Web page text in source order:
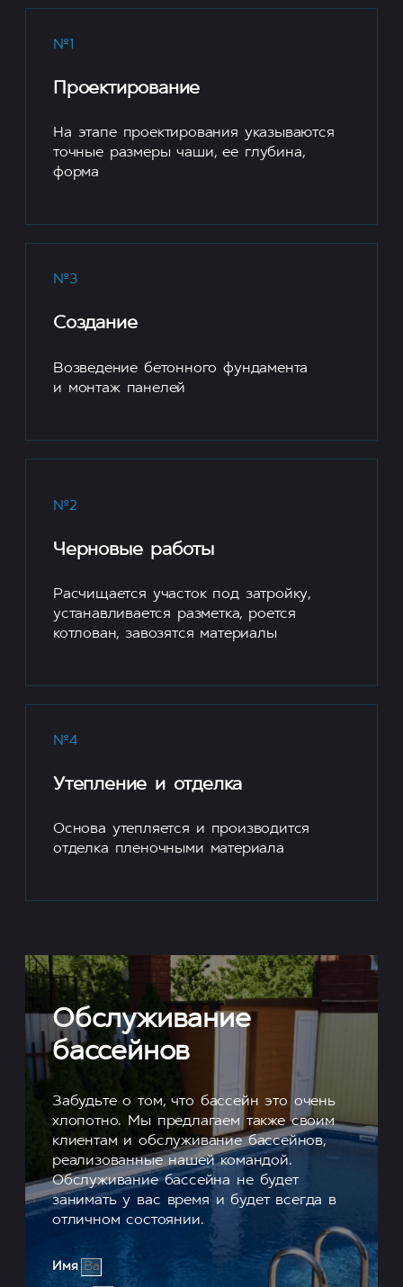
№1
Проектирование
На этапе проектирования указываются
точные размеры чаши, ее глубина,
форма
№3
Создание
Возведение бетонного фундамента
и монтаж панелей
№2
Черновые работы
Расчищается участок под затройку,
устанавливается разметка, роется
котлован, завозятся материалы
№4
Утепление и отделка
Основа утепляется и производится
отделка пленочными материала
Обслуживание
бассейнов
Забудьте о том, что бассейн это очень
хлопотно. Мы предлагаем также своим
клиентам и обслуживание бассейнов,
реализованные нашей командой.
Обслуживание бассейна не будет
занимать у вас время и будет всегда в
отличном состоянии.
Имя